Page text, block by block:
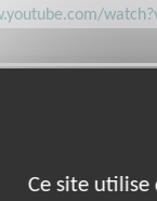
Ce site utilise